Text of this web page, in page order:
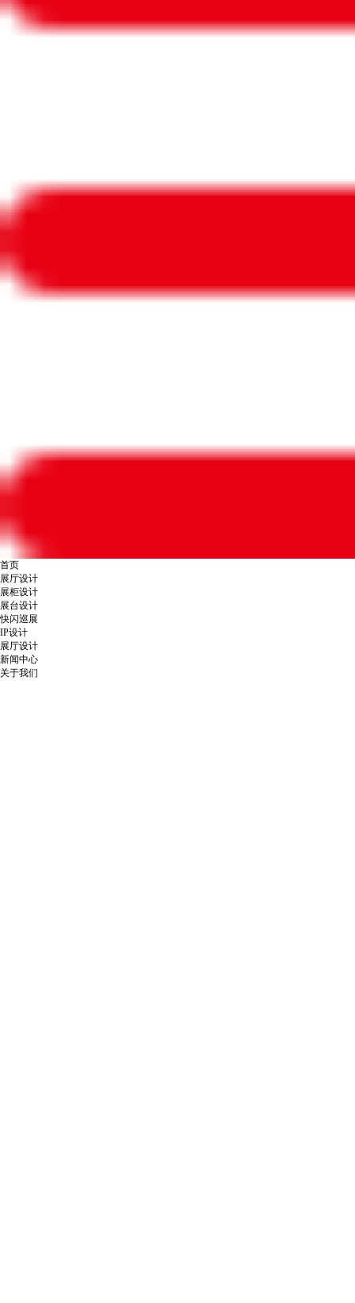
首页
展厅设计
展柜设计
展台设计
快闪巡展
IP设计
展厅设计
新闻中心
关于我们